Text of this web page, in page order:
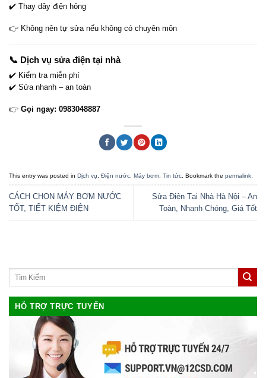
✔️ Thay dây điện hỏng
👉 Không nên tự sửa nếu không có chuyên môn
📞 Dịch vụ sửa điện tại nhà
✔️ Kiểm tra miễn phí
✔️ Sửa nhanh – an toàn
👉 Gọi ngay: 0983048887
This entry was posted in Dịch vụ, Điện nước, Máy bơm, Tin tức. Bookmark the permalink.
CÁCH CHỌN MÁY BƠM NƯỚC
TỐT, TIẾT KIỆM ĐIỆN
Sửa Điện Tại Nhà Hà Nội – An
Toàn, Nhanh Chóng, Giá Tốt
HỖ TRỢ TRỰC TUYẾN